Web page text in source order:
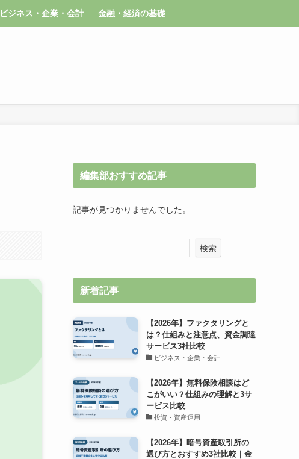
ビジネス・企業・会計 金融・経済の基礎
編集部おすすめ記事
記事が見つかりませんでした。
検索
新着記事
【2026年】ファクタリングと
は？仕組みと注意点、資金調達
サービス3社比較
ビジネス・企業・会計
【2026年】無料保険相談はど
こがいい？仕組みの理解と3サ
ービス比較
投資・資産運用
【2026年】暗号資産取引所の
選び方とおすすめ3社比較｜金